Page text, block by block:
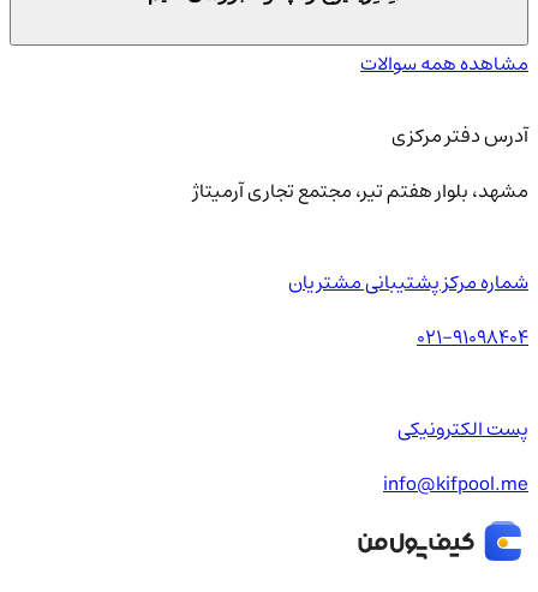
مشاهده همه سوالات
آدرس دفتر مرکزی
مشهد، بلوار هفتم تیر، مجتمع تجاری آرمیتاژ
شماره مرکز پشتیبانی مشتریان
021-91098404
پست الکترونیکی
info@kifpool.me